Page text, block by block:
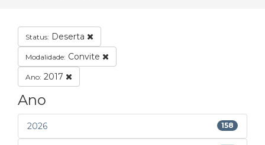
Status: Deserta
Modalidade: Convite
Ano: 2017
Ano
2026 158